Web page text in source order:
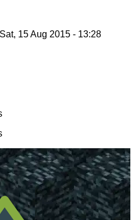
15 Aug 2015 - 13:28